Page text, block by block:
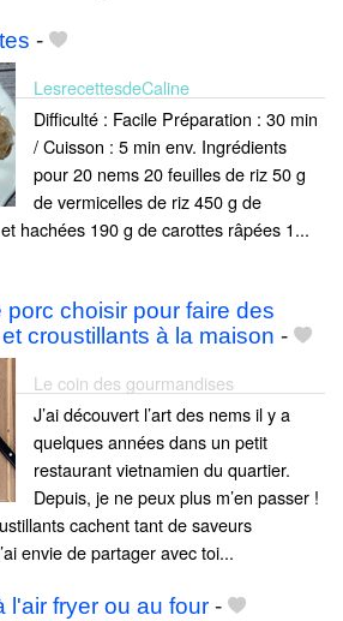
-
LesrecettesdeCaline
Difficulté : Facile Préparation : 30 min
/ Cuisson : 5 min env. Ingrédients
pour 20 nems 20 feuilles de riz 50 g
de vermicelles de riz 450 g de
hachées 190 g de carottes râpées 1...
choisir pour faire des
croustillants à la maison -
Le coin des gourmandises
J’ai découvert l’art des nems il y a
quelques années dans un petit
restaurant vietnamien du quartier.
Depuis, je ne peux plus m’en passer !
cachent tant de saveurs
envie de partager avec toi...
l'air fryer ou au four -